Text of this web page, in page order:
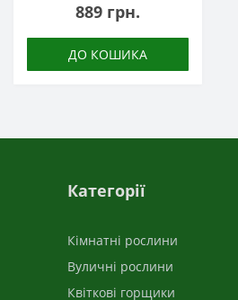
889 грн.
ДО КОШИКА
Категорії
Кімнатні рослини
Вуличні рослини
Квіткові горщики